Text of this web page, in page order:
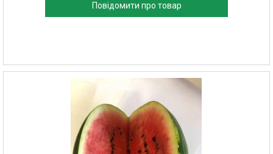
Повідомити про товар